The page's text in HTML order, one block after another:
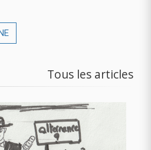
Tous les articles